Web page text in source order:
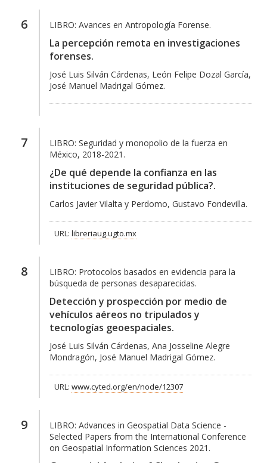
6 LIBRO: Avances en Antropología Forense.
La percepción remota en investigaciones
forenses.
José Luis Silván Cárdenas, León Felipe Dozal García,
José Manuel Madrigal Gómez.
7 LIBRO: Seguridad y monopolio de la fuerza en
México, 2018-2021.
¿De qué depende la confianza en las
instituciones de seguridad pública?.
Carlos Javier Vilalta y Perdomo, Gustavo Fondevilla.
URL: libreriaug.ugto.mx
8 LIBRO: Protocolos basados en evidencia para la
búsqueda de personas desaparecidas.
Detección y prospección por medio de
vehículos aéreos no tripulados y
tecnologías geoespaciales.
José Luis Silván Cárdenas, Ana Josseline Alegre
Mondragón, José Manuel Madrigal Gómez.
URL: www.cyted.org/en/node/12307
9 LIBRO: Advances in Geospatial Data Science -
Selected Papers from the International Conference
on Geospatial Information Sciences 2021.